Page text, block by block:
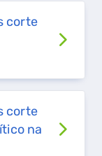
corte
corte
na